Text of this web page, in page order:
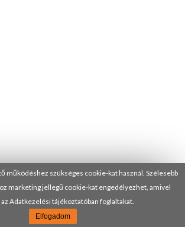
működéshez szükséges cookie-kat használ. Szélesebb
marketing jellegű cookie-kat engedélyezhet, amivel
Adatkezelési tájékoztatóban foglaltakat.
Elfogadom